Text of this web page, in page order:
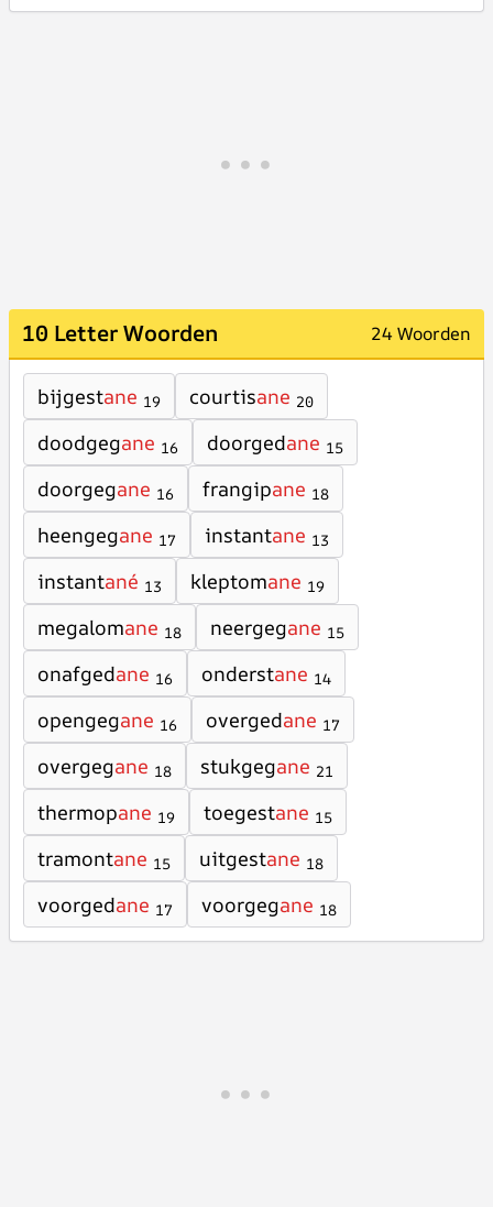
10 Letter Woorden 24 Woorden
bijgestane 19 courtisane 20
doodgegane 16 doorgedane 15
doorgegane 16 frangipane 18
heengegane 17 instantane 13
instantané 13 kleptomane 19
megalomane 18 neergegane 15
onafgedane 16 onderstane 14
opengegane 16 overgedane 17
overgegane 18 stukgegane 21
thermopane 19 toegestane 15
tramontane 15 uitgestane 18
voorgedane 17 voorgegane 18